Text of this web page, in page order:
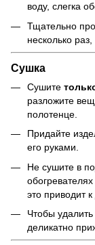
воду, слегка
Тщательно
несколько
Сушка
Сушите
разложите
полотенце.
Придайте
его руками.
Не сушите в
это приводит
Чтобы
деликатно